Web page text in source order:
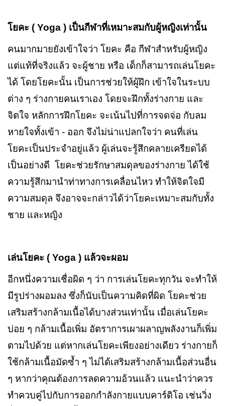
โยคะ ( Yoga ) เป็นกีฬาที่เหมาะสมกับผู้หญิงเท่านั้น
คนมากมายยังเข้าใจว่า โยคะ คือ กีฬาสำหรับผู้หญิง
แต่แท้ที่จริงแล้ว จะผู้ชาย หรือ เด็กก็สามารถเล่นโยคะ
ได้ โดยโยคะนั้น เป็นการช่วยให้ผู้ฝึก เข้าใจในระบบ
ต่าง ๆ ร่างกายคนเราเอง โดยจะฝึกทั้งร่างกาย และ
จิตใจ หลักการฝึกโยคะ จะเน้นไปที่การจดจ่อ กับลม
หายใจทั้งเข้า - ออก จึงไม่น่าแปลกใจว่า คนที่เล่น
โยคะเป็นประจำอยู่แล้ว ผู้เล่นจะรู้สึกคลายเครียดได้
เป็นอย่างดี โยคะช่วยรักษาสมดุลของร่างกาย ได้ใช้
ความรู้สึกมานำท่าทางการเคลื่อนไหว ทำให้จิตใจมี
ความสมดุล จึงอาจจะกล่าวได้ว่าโยคะเหมาะสมกับทั้ง
ชาย และหญิง
เล่นโยคะ ( Yoga ) แล้วจะผอม
อีกหนึ่งความเชื่อผิด ๆ ว่า การเล่นโยคะทุกวัน จะทำให้
มีรูปร่างผอมลง ซึ่งก็นับเป็นความคิดที่ผิด โยคะช่วย
เสริมสร้างกล้ามเนื้อได้บางส่วนเท่านั้น เมื่อเล่นโยคะ
บ่อย ๆ กล้ามเนื้อเพิ่ม อัตราการเผาผลาญพลังงานก็เพิ่ม
ตามไปด้วย แต่หากเล่นโยคะเพียงอย่างเดียว ร่างกายก็
ใช้กล้ามเนื้อมัดซ้ำ ๆ ไม่ได้เสริมสร้างกล้ามเนื้อส่วนอื่น
ๆ หากว่าคุณต้องการลดความอ้วนแล้ว แนะนำว่าควร
ทำควบคู่ไปกับการออกกำลังกายแบบคาร์ดิโอ เช่นวิ่ง